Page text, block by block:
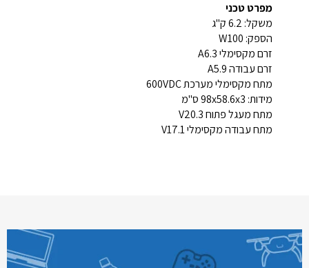
מפרט טכני
משקל: 6.2 ק"ג
הספק: W100
זרם מקסימלי A6.3
זרם עבודה A5.9
מתח מקסימלי מערכת 600VDC
מידות: 98x58.6x3 ס"מ
מתח מעגל פתוח V20.3
מתח עבודה מקסימלי V17.1